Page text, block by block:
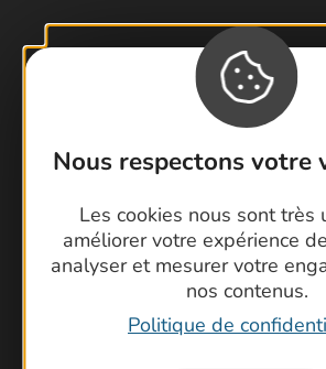
Nous respectons votre
Les cookies nous sont très
améliorer votre expérience
analyser et mesurer votre
nos contenus.
Politique de
Contactez-nous !
Foire aux
Cartoguides et
Latitude Gard